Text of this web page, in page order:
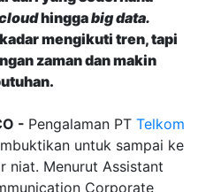
hinggabig data.
mengikuti tren, tapi
zaman dan makin
- Pengalaman PT Telkom
untuk sampai ke
niat. Menurut Assistant
Corporate